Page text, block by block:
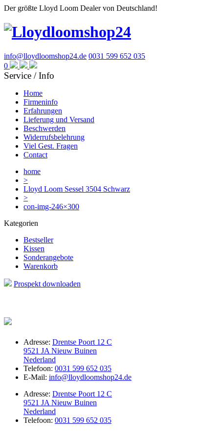
Der größte Lloyd Loom Dealer von Deutschland!
info@lloydloomshop24.de 0031 599 652 035
0
Service / Info
Home
Firmeninfo
Erfahrungen
Lieferung und Versand
Beschwerden
Widerrufsbelehrung
Viel Gest. Fragen
Contact
home
>
Lloyd Loom Sessel 3504 Schwarz
>
con-img-246×300
Kategorien
Bestseller
Kissen
Sonderangebote
Warenkorb
Prospekt downloaden
Adresse: Drentse Poort 12 C
9521 JA Nieuw Buinen
Nederland
Telefoon: 0031 599 652 035
E-Mail: info@lloydloomshop24.de
Adresse: Drentse Poort 12 C
9521 JA Nieuw Buinen
Nederland
Telefoon: 0031 599 652 035